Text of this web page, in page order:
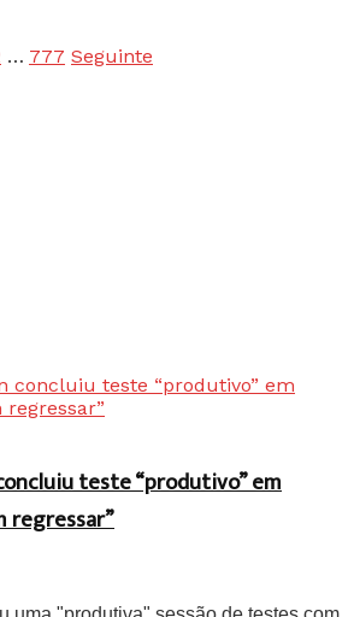
… 777 Seguinte
teste “produtivo” em
regressar”